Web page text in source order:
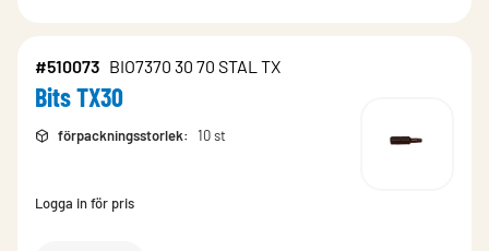
#510073 BIO7370 30 70 STAL TX
Bits TX30
förpackningsstorlek: 10 st
Logga in för pris